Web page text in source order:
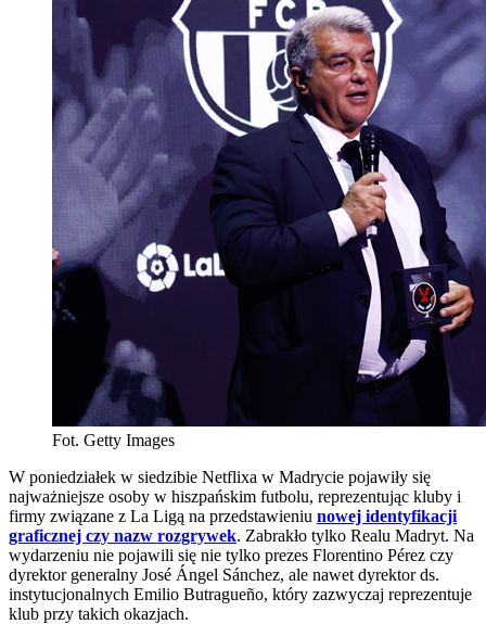
Fot. Getty Images
W poniedziałek w siedzibie Netflixa w Madrycie pojawiły się
najważniejsze osoby w hiszpańskim futbolu, reprezentując kluby i
firmy związane z La Ligą na przedstawieniu nowej identyfikacji
graficznej czy nazw rozgrywek. Zabrakło tylko Realu Madryt. Na
wydarzeniu nie pojawili się nie tylko prezes Florentino Pérez czy
dyrektor generalny José Ángel Sánchez, ale nawet dyrektor ds.
instytucjonalnych Emilio Butragueño, który zazwyczaj reprezentuje
klub przy takich okazjach.